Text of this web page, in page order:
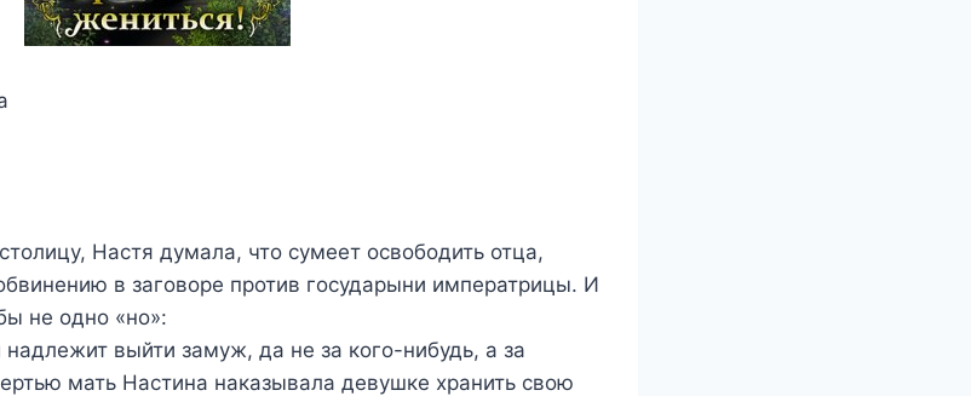
Настя думала, что сумеет освободить отца,
в заговоре против государыни императрицы. И
не одно «но»:
выйти замуж, да не за кого-нибудь, а за
мать Настина наказывала девушке хранить свою